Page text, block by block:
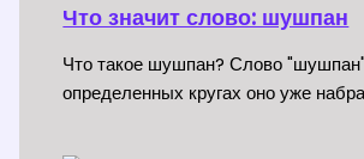
Что значит слово: шушпан
Что такое шушпан? Слово
определенных кругах оно уже